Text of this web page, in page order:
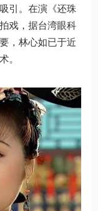
引。在演《还珠
戏，据台湾眼科
，林心如已于近
。